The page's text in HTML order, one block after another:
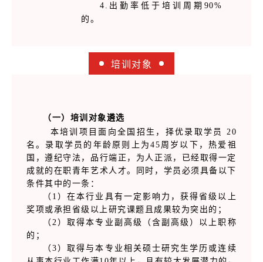
4.出勤率低于培训周期90%
的。
培训对象
（一）培训对象遴选
本培训项目面向全国招生，择优录取学员 20
名。录取学员的年龄原则上为45周岁以下，热爱祖
国，遵纪守法，品行端正，为人正派，已经取得一定
成就的在职青年艺术人才。同时，学员必须具备以下
条件其中的一条：
（1）在本行业具有一定影响力，获得省级以上
奖项或承担省级以上研究课题且成果较为突出的；
（2）取得本专业副高级（含副高级）以上职称
的；
（3）取得与本专业相关硕士研究生学历或连续